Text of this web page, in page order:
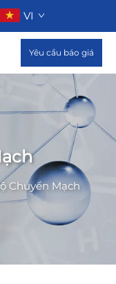
VI
Yêu cầu báo giá
Chuyển Mạch